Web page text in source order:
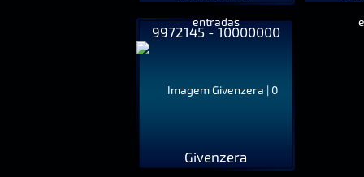
9972145 - 10000000
Givenzera